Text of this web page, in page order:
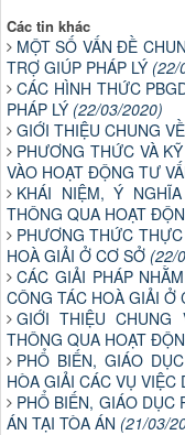
Các tin khác
MỘT SỐ VẤN ĐỀ
TRỢ GIÚP PHÁP LÝ (22/
CÁC HÌNH THỨC
PHÁP LÝ (22/03/2020)
GIỚI THIỆU CHUNG
PHƯƠNG THỨC VÀ
VÀO HOẠT ĐỘNG TƯ
KHÁI NIỆM, Ý
THÔNG QUA HOẠT
PHƯƠNG THỨC
HOÀ GIẢI Ở CƠ SỞ (22/
CÁC GIẢI PHÁP
CÔNG TÁC HOÀ GIẢI Ở
GIỚI THIỆU CHUNG
THÔNG QUA HOẠT
PHỔ BIẾN, GIÁO
HÒA GIẢI CÁC VỤ VIỆC
PHỔ BIẾN, GIÁO DỤC
ÁN TẠI TÒA ÁN (21/03/